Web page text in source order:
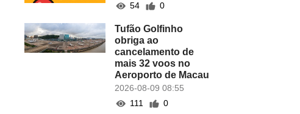
54
0
Tufão Golfinho
obriga ao
cancelamento de
mais 32 voos no
Aeroporto de Macau
2026-08-09 08:55
111
0